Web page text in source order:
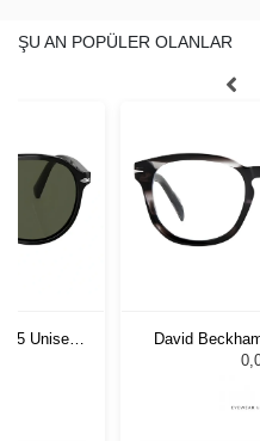
ŞU AN POPÜLER OLANLAR
55 Unisex
David